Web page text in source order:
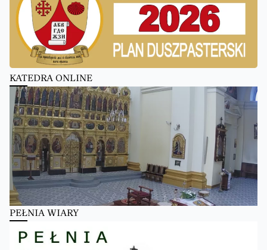
KATEDRA ONLINE
PEŁNIA WIARY